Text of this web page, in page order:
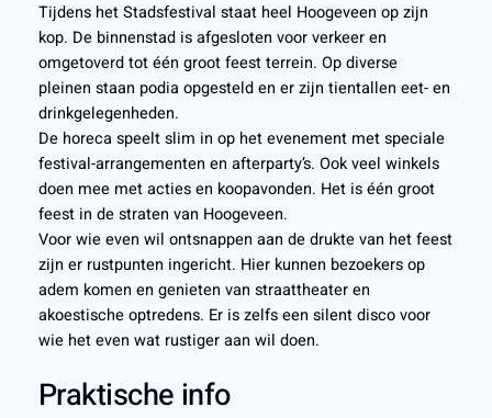
Tijdens het Stadsfestival staat heel Hoogeveen op zijn
kop. De binnenstad is afgesloten voor verkeer en
omgetoverd tot één groot feest terrein. Op diverse
pleinen staan podia opgesteld en er zijn tientallen eet- en
drinkgelegenheden.
De horeca speelt slim in op het evenement met speciale
festival-arrangementen en afterparty’s. Ook veel winkels
doen mee met acties en koopavonden. Het is één groot
feest in de straten van Hoogeveen.
Voor wie even wil ontsnappen aan de drukte van het feest
zijn er rustpunten ingericht. Hier kunnen bezoekers op
adem komen en genieten van straattheater en
akoestische optredens. Er is zelfs een silent disco voor
wie het even wat rustiger aan wil doen.
Praktische info